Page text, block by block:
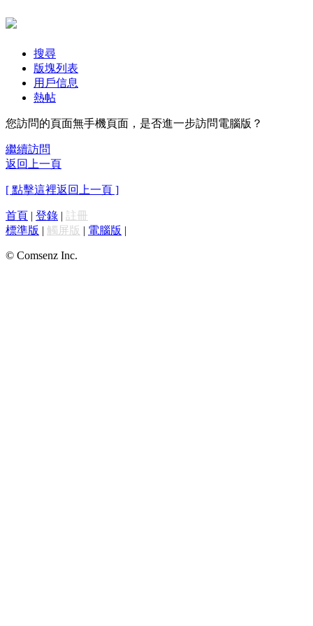
搜尋
版塊列表
用戶信息
熱帖
您訪問的頁面無手機頁面，是否進一步訪問電腦版？
繼續訪問
返回上一頁
[ 點擊這裡返回上一頁 ]
首頁 | 登錄 | 註冊
標準版 | 觸屏版 | 電腦版 |
© Comsenz Inc.